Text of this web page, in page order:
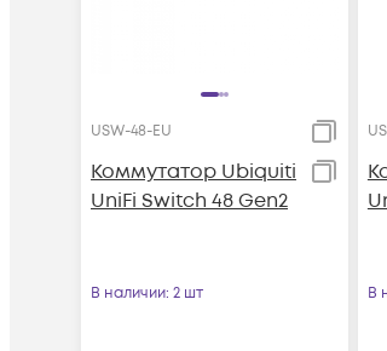
USW-48-EU
Коммутатор Ubiquiti
UniFi Switch 48 Gen2
В наличии: 2 шт В